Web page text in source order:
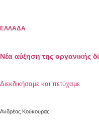
ΕΛΛΑΔΑ
Νέα αύξηση της οργανικής
Διεκδικήσαμε και πετύχαμε
Ανδρέας Κούκουρας